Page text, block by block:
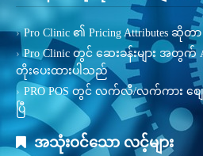
Pro Clinic ၏ Pricing Attributes ဆို
Pro Clinic တွင် ဆေးခန်းများ အတွက်
တိုးပေးထားပါသည်
PRO POS တွင် လက်လီ/လက်ကား စျေးနှု
ပြီ
အသုံးဝင်သော လင့်များ